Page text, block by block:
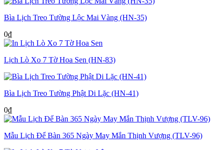
Bìa Lịch Treo Tường Lộc Mai Vàng (HN-35)
0₫
Lịch Lò Xo 7 Tờ Hoa Sen (HN-83)
Bìa Lịch Treo Tường Phật Di Lặc (HN-41)
0₫
Mẫu Lịch Để Bàn 365 Ngày May Mắn Thịnh Vượng (TLV-96)